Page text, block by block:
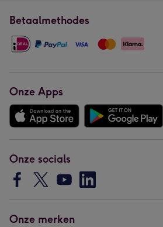
Betaalmethodes
Onze Apps
Onze socials
Onze merken